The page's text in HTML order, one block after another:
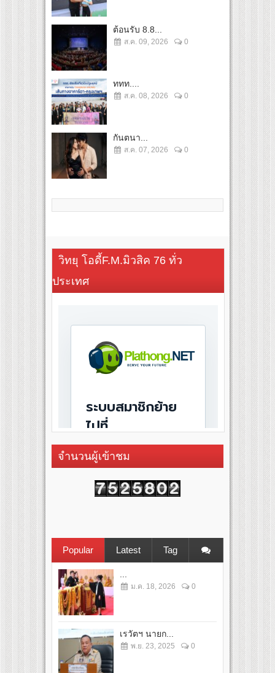
ต้อนรับ 8.8...
ส.ค. 09, 2026 0
ททท....
ส.ค. 08, 2026 0
กันตนา...
ส.ค. 07, 2026 0
วิทยุ โอดี้F.M.มิวสิค 76 ทั่ว
ประเทศ
จำนวนผู้เข้าชม
Popular Latest Tag
ม.ค. 18, 2026 0
เรวัตฯ นายก...
พ.ย. 23, 2025 0